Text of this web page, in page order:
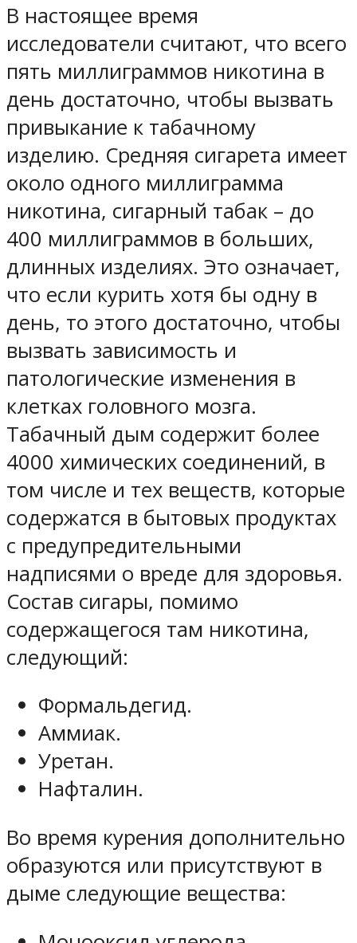
В настоящее время
исследователи считают, что всего
пять миллиграммов никотина в
день достаточно, чтобы вызвать
привыкание к табачному
изделию. Средняя сигарета имеет
около одного миллиграмма
никотина, сигарный табак – до
400 миллиграммов в больших,
длинных изделиях. Это означает,
что если курить хотя бы одну в
день, то этого достаточно, чтобы
вызвать зависимость и
патологические изменения в
клетках головного мозга.
Табачный дым содержит более
4000 химических соединений, в
том числе и тех веществ, которые
содержатся в бытовых продуктах
с предупредительными
надписями о вреде для здоровья.
Состав сигары, помимо
содержащегося там никотина,
следующий:
Формальдегид.
Аммиак.
Уретан.
Нафталин.
Во время курения дополнительно
образуются или присутствуют в
дыме следующие вещества: